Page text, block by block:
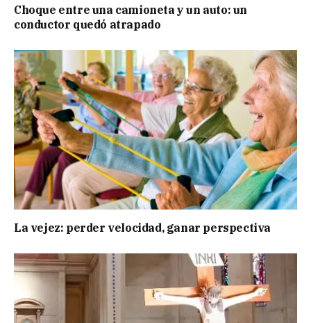
Choque entre una camioneta y un auto: un
conductor quedó atrapado
La vejez: perder velocidad, ganar perspectiva